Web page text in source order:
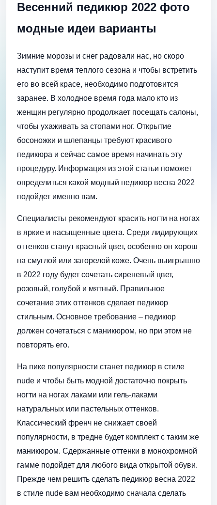
Весенний педикюр 2022 фото
модные идеи варианты
Зимние морозы и снег радовали нас, но скоро
наступит время теплого сезона и чтобы встретить
его во всей красе, необходимо подготовится
заранее. В холодное время года мало кто из
женщин регулярно продолжает посещать салоны,
чтобы ухаживать за стопами ног. Открытие
босоножки и шлепанцы требуют красивого
педикюра и сейчас самое время начинать эту
процедуру. Информация из этой статьи поможет
определиться какой модный педикюр весна 2022
подойдет именно вам.
Специалисты рекомендуют красить ногти на ногах
в яркие и насыщенные цвета. Среди лидирующих
оттенков станут красный цвет, особенно он хорош
на смуглой или загорелой коже. Очень выигрышно
в 2022 году будет сочетать сиреневый цвет,
розовый, голубой и мятный. Правильное
сочетание этих оттенков сделает педикюр
стильным. Основное требование – педикюр
должен сочетаться с маникюром, но при этом не
повторять его.
На пике популярности станет педикюр в стиле
nude и чтобы быть модной достаточно покрыть
ногти на ногах лаками или гель-лаками
натуральных или пастельных оттенков.
Классический френч не снижает своей
популярности, в тредне будет комплект с таким же
маникюром. Сдержанные оттенки в монохромной
гамме подойдет для любого вида открытой обуви.
Прежде чем решить сделать педикюр весна 2022
в стиле nude вам необходимо сначала сделать